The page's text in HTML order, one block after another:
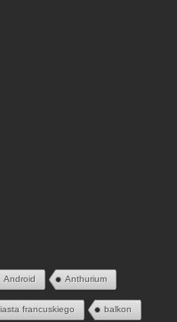
Android Anthurium
francuskiego balkon